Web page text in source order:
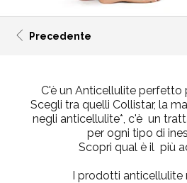
Precedente
C'è un Anticellulite perfetto
Scegli tra quelli Collistar, la
negli anticellulite*, c'è un
per ogni tipo di
Scopri qual è il più
I prodotti anticellulite